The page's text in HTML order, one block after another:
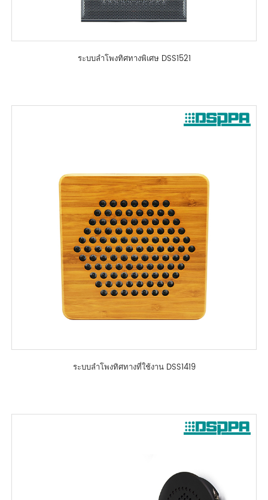
ระบบลำโพงทิศทางพิเศษ DSS1521
ระบบลำโพงทิศทางที่ใช้งาน DSS1419